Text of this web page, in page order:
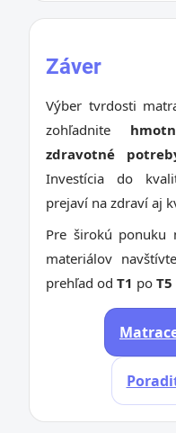
Záver
Výber tvrdosti
zohľadnite
zdravotné
Investícia do
prejaví na zdraví aj
Pre širokú ponuku
materiálov
prehľad od T1 po T5